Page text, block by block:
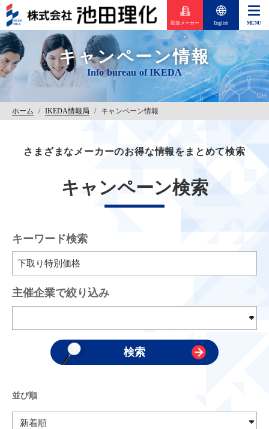
取扱メーカー English
キャンペーン情報
ホーム / IKEDA情報局 / キャンペーン情報
さまざまなメーカーのお得な情報をまとめて検索
キャンペーン検索
キーワード検索
主催企業で絞り込み
並び順